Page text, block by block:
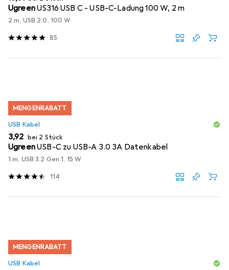
UgreenUS316 USB C - USB-C-Ladung 100 W, 2 m
2 m, USB 2.0, 100 W
85
MENGENRABATT
USB Kabel
EUR
3,92 bei 2 Stück
UgreenUSB-C zu USB-A 3.0 3A Datenkabel
1 m, USB 3.2 Gen 1, 15 W
114
MENGENRABATT
USB Kabel